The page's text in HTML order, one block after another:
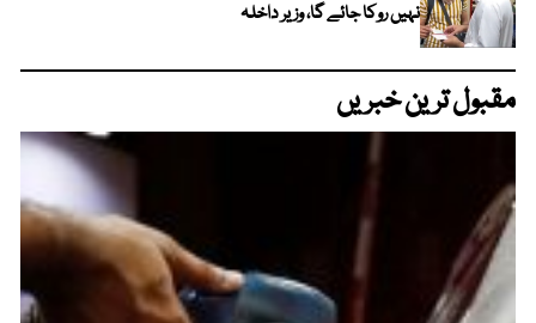
نہیں روکا جائے گا، وزیر داخلہ
مقبول ترین خبریں